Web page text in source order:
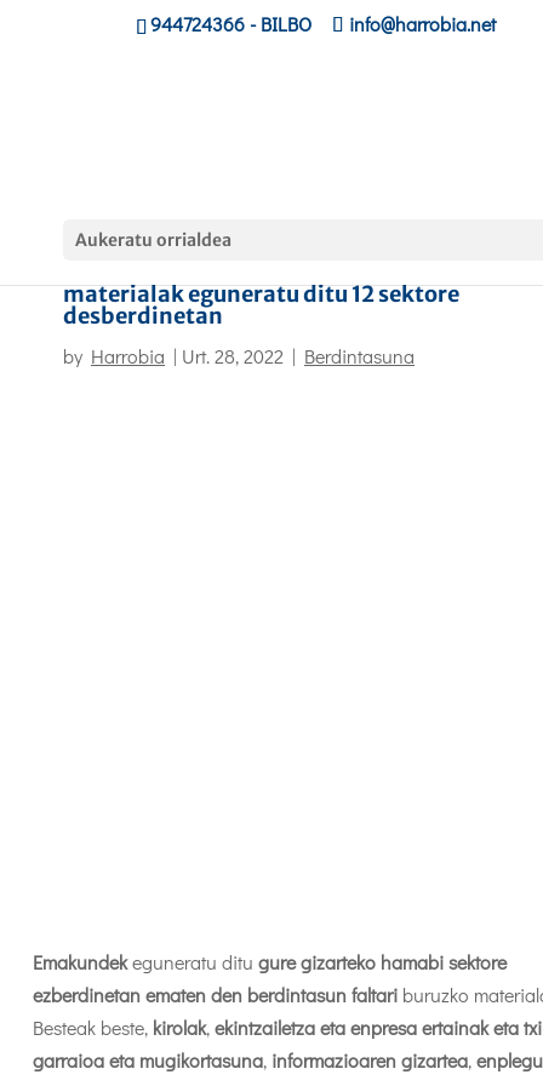
944724366- BILBO info@harrobia.net
Aukeratu orrialdea
materialak eguneratu ditu 12 sektore
desberdinetan
by Harrobia | Urt. 28, 2022 | Berdintasuna
Emakundekeguneratu ditu gure gizarteko hamabi sektore
ezberdinetan ematen den berdintasun faltari buruzko
Besteak beste, kirolak,ekintzailetza eta enpresa ertainak eta
garraioa eta mugikortasuna, informazioaren gizartea,